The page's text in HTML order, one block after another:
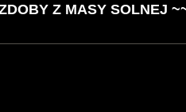
Z MASY SOLNEJ